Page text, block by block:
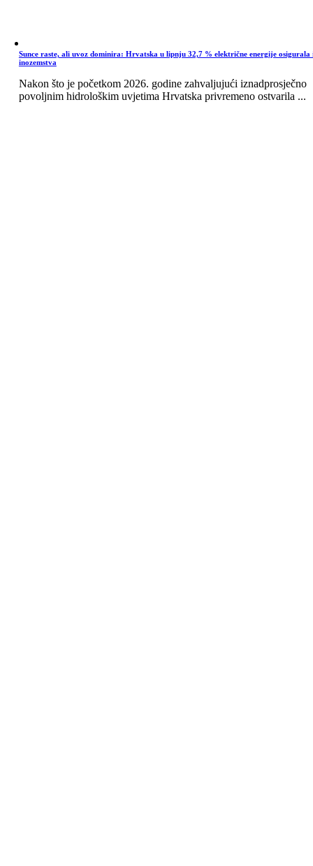
Sunce raste, ali uvoz dominira: Hrvatska u lipnju 32,7 % električne energije osigurala
inozemstva
Nakon što je početkom 2026. godine zahvaljujući iznadprosječno
povoljnim hidrološkim uvjetima Hrvatska privremeno ostvarila ...